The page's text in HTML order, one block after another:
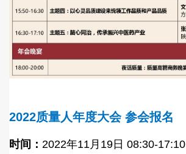
2022质量人年度大会参会报名
时间： 2022年11月19日 08:30-17:10